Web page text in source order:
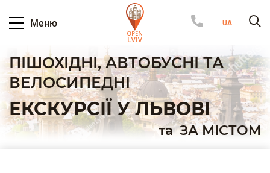
Меню
ПІШОХІДНІ, АВТОБУСНІ ТА
ВЕЛОСИПЕДНІ
ЕКСКУРСІЇ У ЛЬВОВІ
таЗА МІСТОМ